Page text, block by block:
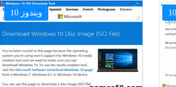
ويندوز 10